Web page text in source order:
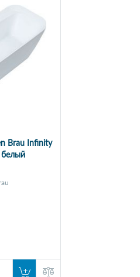
Brau Infinity
белый